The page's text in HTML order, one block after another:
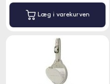
Læg i varekurven